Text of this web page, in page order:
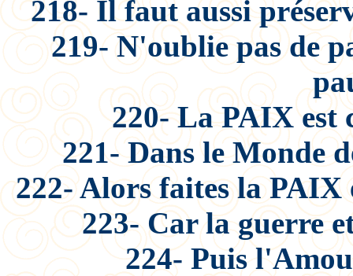
218- Il faut aussi
219- N'oublie pas de
220- La PAIX est
221- Dans le Monde
222- Alors faites la PAIX
223- Car la guerre
224- Puis